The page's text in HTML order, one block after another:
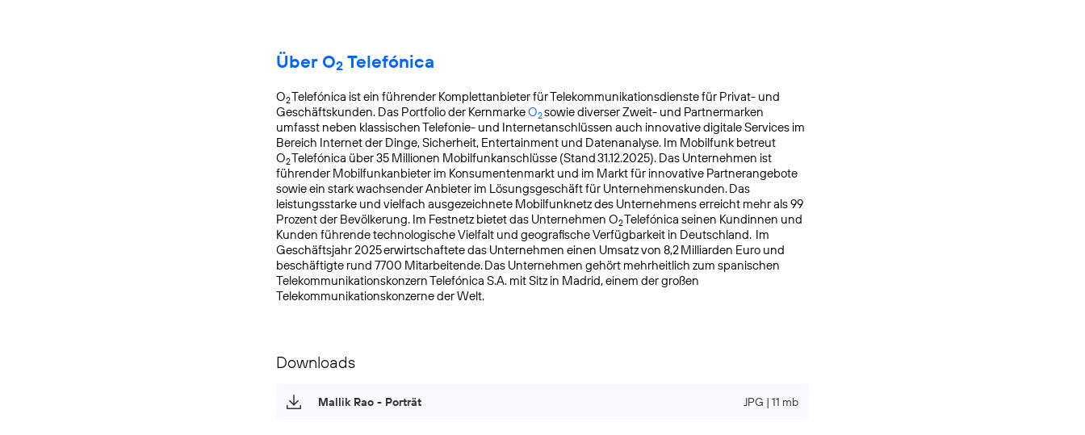
Über O2 Telefónica
O2Telefónica ist ein führender Komplettanbieter für Telekommunikationsdienste für Privat- und
Geschäftskunden. Das Portfolio der KernmarkeO2sowie diverser Zweit- und Partnermarken
umfasst neben klassischen Telefonie- und Internetanschlüssen auch innovative digitale Services im
Bereich Internet der Dinge, Sicherheit, Entertainment und Datenanalyse. Im Mobilfunk betreut
O2Telefónica über 35 Millionen Mobilfunkanschlüsse (Stand 31.12.2025). Das Unternehmen ist
führender Mobilfunkanbieter im Konsumentenmarkt und im Markt für innovative Partnerangebote
sowie ein stark wachsender Anbieter im Lösungsgeschäft für Unternehmenskunden. Das
leistungsstarke und vielfach ausgezeichnete Mobilfunknetz des Unternehmens erreicht mehr als 99
Prozent der Bevölkerung. Im Festnetz bietet das Unternehmen O2Telefónica seinen Kundinnen und
Kunden führende technologische Vielfalt und geografische Verfügbarkeit in Deutschland. Im
Geschäftsjahr 2025 erwirtschaftete das Unternehmen einen Umsatz von 8,2 Milliarden Euro und
beschäftigte rund 7700 Mitarbeitende. Das Unternehmen gehört mehrheitlich zum spanischen
Telekommunikations­konzern Telefónica S.A. mit Sitz in Madrid, einem der großen
Telekommunikationskonzerne der Welt.
Downloads
Mallik Rao - Porträt JPG | 11 mb